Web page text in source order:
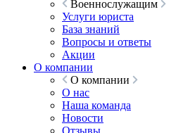
Военнослужащим
Услуги юриста
База знаний
Вопросы и ответы
Акции
О компании
О компании
О нас
Наша команда
Новости
Отзывы